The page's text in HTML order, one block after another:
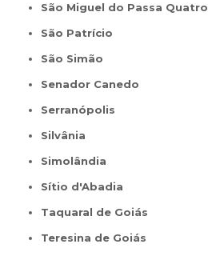
São Miguel do Passa Quatro
São Patrício
São Simão
Senador Canedo
Serranópolis
Silvânia
Simolândia
Sítio d'Abadia
Taquaral de Goiás
Teresina de Goiás